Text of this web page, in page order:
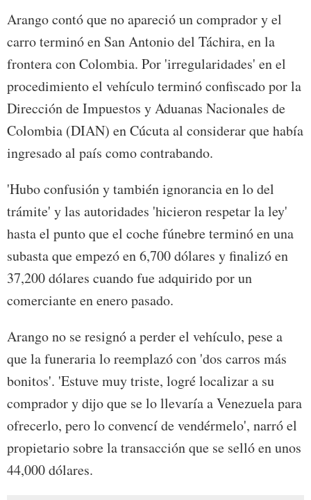
Arango contó que no apareció un comprador y el
carro terminó en San Antonio del Táchira, en la
frontera con Colombia. Por 'irregularidades' en el
procedimiento el vehículo terminó confiscado por la
Dirección de Impuestos y Aduanas Nacionales de
Colombia (DIAN) en Cúcuta al considerar que había
ingresado al país como contrabando.
'Hubo confusión y también ignorancia en lo del
trámite' y las autoridades 'hicieron respetar la ley'
hasta el punto que el coche fúnebre terminó en una
subasta que empezó en 6,700 dólares y finalizó en
37,200 dólares cuando fue adquirido por un
comerciante en enero pasado.
Arango no se resignó a perder el vehículo, pese a
que la funeraria lo reemplazó con 'dos carros más
bonitos'. 'Estuve muy triste, logré localizar a su
comprador y dijo que se lo llevaría a Venezuela para
ofrecerlo, pero lo convencí de vendérmelo', narró el
propietario sobre la transacción que se selló en unos
44,000 dólares.